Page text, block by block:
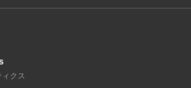
ェトンロー内の「TOPS」で買える薬
ィクス